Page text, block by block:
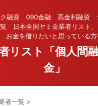
融資 090金融 高金利融資
日本全国ヤミ金業者リスト
お金を借りたいと思っている
リスト「個人間
金」
者一覧 >